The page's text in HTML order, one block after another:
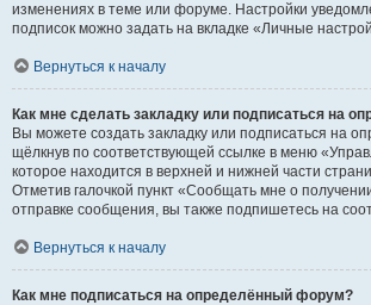
изменениях в теме или форуме. Настройки
подписок можно задать на вкладке «Личные
Вернуться к началу
Как мне сделать закладку или подписаться на
Вы можете создать закладку или подписаться на
щёлкнув по соответствующей ссылке в меню
которое находится в верхней и нижней части
Отметив галочкой пункт «Сообщать мне о
отправке сообщения, вы также подпишетесь на
Вернуться к началу
Как мне подписаться на определённый форум?